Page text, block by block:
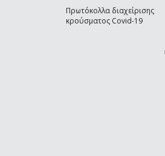
Πρωτόκολλα διαχείρισης
κρούσματος Covid-19